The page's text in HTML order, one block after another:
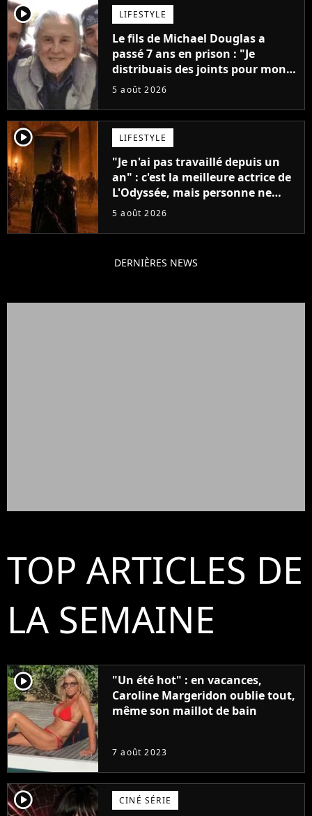
player2 LIFESTYLE
Le fils de Michael Douglas a
passé 7 ans en prison : "Je
distribuais des joints pour mon
père"
5 août 2026
player2 LIFESTYLE
"Je n'ai pas travaillé depuis un
an" : c'est la meilleure actrice de
L'Odyssée, mais personne ne
veut lui donner de rôle au
5 août 2026
DERNIÈRES NEWS
TOP ARTICLES DE
LA SEMAINE
player2
"Un été hot" : en vacances,
Caroline Margeridon oublie tout,
même son maillot de bain
7 août 2023
player2 CINÉ SÉRIE